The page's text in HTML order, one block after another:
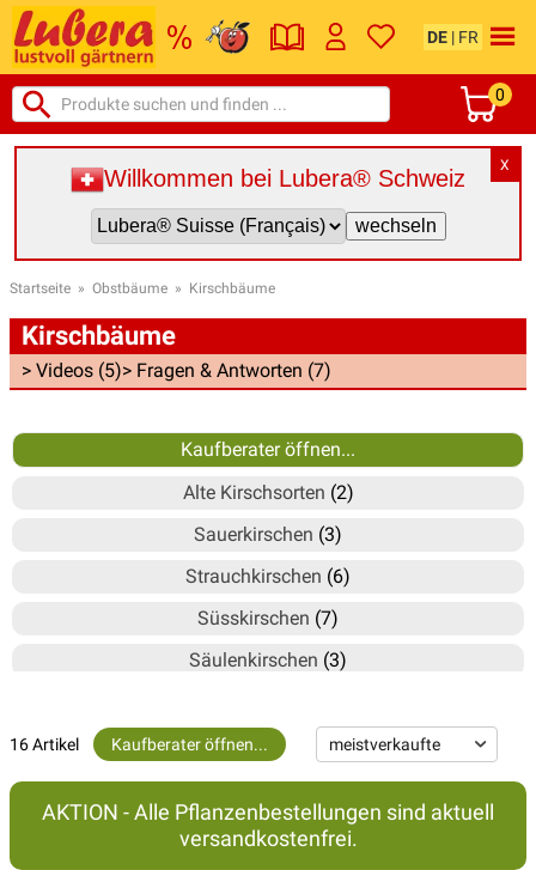
DE | FR
0
X
Willkommen bei Lubera® Schweiz
Startseite » Obstbäume » Kirschbäume
Kirschbäume
> Videos (5)> Fragen & Antworten (7)
Kaufberater öffnen...
Alte Kirschsorten (2)
Sauerkirschen (3)
Strauchkirschen (6)
Süsskirschen (7)
Säulenkirschen (3)
16 Artikel Kaufberater öffnen...
AKTION - Alle Pflanzenbestellungen sind aktuell
versandkostenfrei.